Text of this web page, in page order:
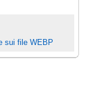
sui file WEBP